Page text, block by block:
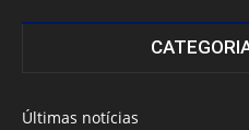
Últimas notícias